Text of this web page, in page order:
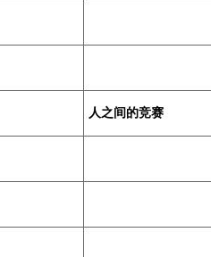
人之间的竞赛